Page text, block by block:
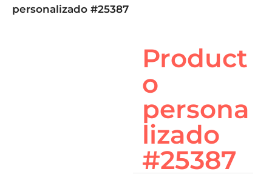
personalizado #25387
Product
o
persona
lizado
#25387